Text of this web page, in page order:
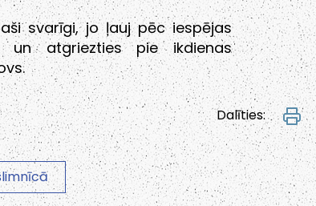
svarīgi, jo ļauj pēc iespējas
atgriezties pie ikdienas
Dalīties: